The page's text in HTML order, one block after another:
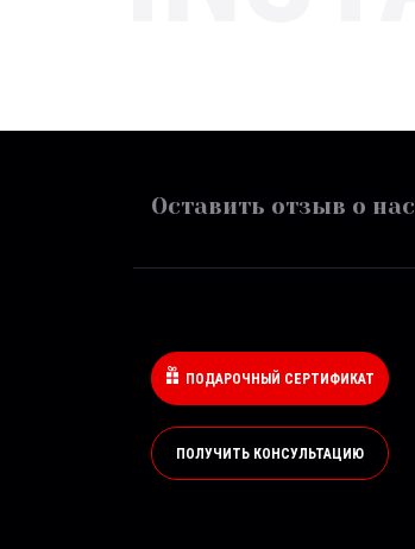
Оставить отзыв о нас
ПОДАРОЧНЫЙ СЕРТИФИКАТ
ПОЛУЧИТЬ КОНСУЛЬТАЦИЮ